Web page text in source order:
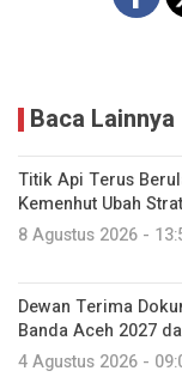
Baca Lainnya
Titik Api Terus
Kemenhut Ubah
8 Agustus 2026 -
Dewan Terima
Banda Aceh 2027
4 Agustus 2026 -